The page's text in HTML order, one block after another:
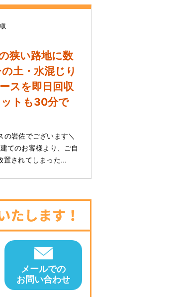
狭い路地に数
土・水混じり
スを即日回収
トも30分で
岩佐でございます＼
てのお客様より、ご自
置されてしまった…
メールでの
お問い合わせ